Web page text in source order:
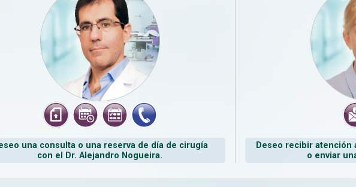
una consulta o una reserva de día de cirugía
con el Dr. Alejandro Nogueira.
Deseo recibir atención
o enviar